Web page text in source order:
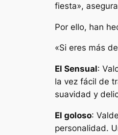
fiesta»,
Por ello, han
«Si eres más
El Sensual:
la vez fácil de
suavidad y
El goloso:
personalidad.